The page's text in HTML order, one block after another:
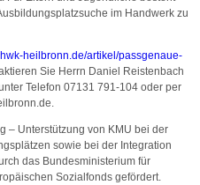
im Handwerk zu
hwk-heilbronn.de/artikel/passgenaue-
Sie Herrn Daniel Reistenbach
Telefon 07131 791-104 oder per
– Unterstützung von KMU bei der
sowie bei der Integration
das Bundesministerium für
Sozialfonds gefördert.